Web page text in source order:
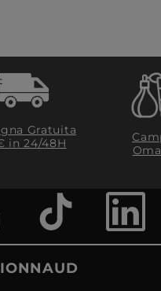
Gratuita
in 24/48H